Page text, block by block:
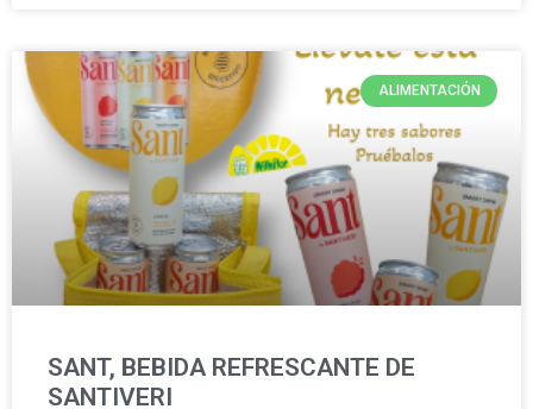
ALIMENTACIÓN
SANT, BEBIDA REFRESCANTE DE
SANTIVERI